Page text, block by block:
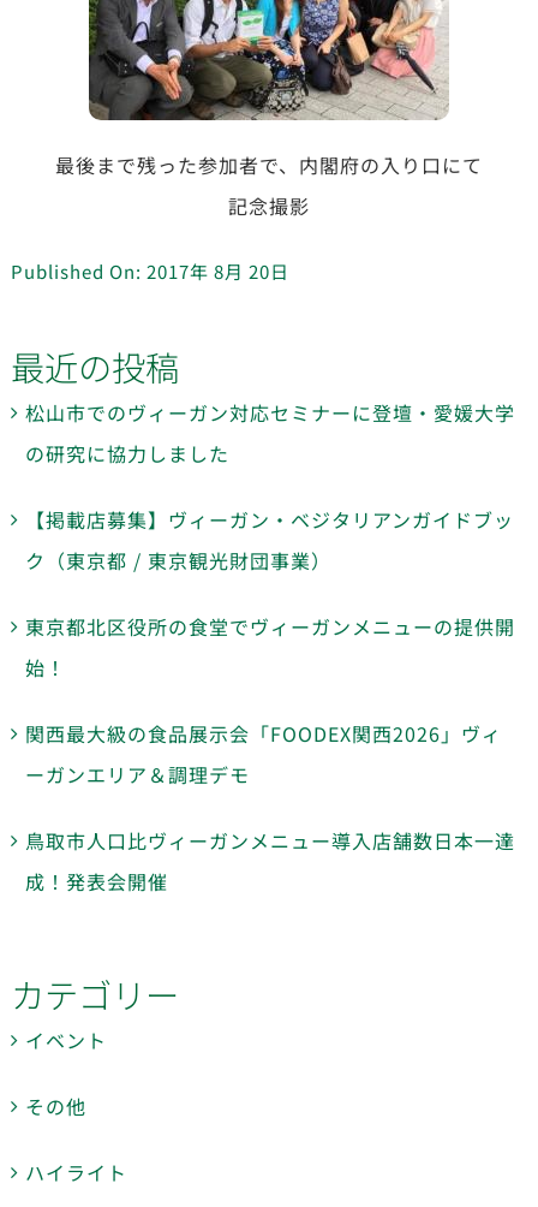
最後まで残った参加者で、内閣府の入り口にて
記念撮影
Published On: 2017年 8月 20日
最近の投稿
松山市でのヴィーガン対応セミナーに登壇・愛媛大学
の研究に協力しました
【掲載店募集】ヴィーガン・ベジタリアンガイドブッ
ク（東京都 / 東京観光財団事業）
東京都北区役所の食堂でヴィーガンメニューの提供開
始！
関西最大級の食品展示会「FOODEX関西2026」ヴィ
ーガンエリア＆調理デモ
鳥取市人口比ヴィーガンメニュー導入店舗数日本一達
成！発表会開催
カテゴリー
イベント
その他
ハイライト